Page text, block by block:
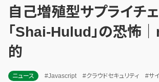
自己増殖型サプライチ
「Shai-Hulud」の恐怖
的
ニュース #Javascript #クラウドセキュリティ #サ